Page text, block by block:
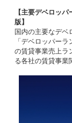
【主要デベロッ
版】
国内の主要なデベ
「デベロッパー
の賃貸事業売上ラ
る各社の賃貸事業